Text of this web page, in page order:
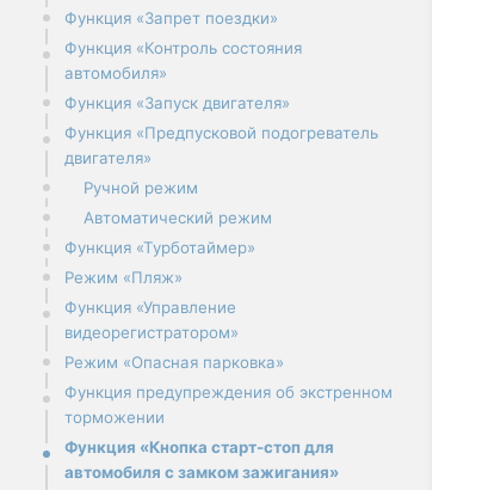
Функция «Запрет поездки»
Функция «Контроль состояния
автомобиля»
Функция «Запуск двигателя»
Функция «Предпусковой подогреватель
двигателя»
Ручной режим
Автоматический режим
Функция «Турботаймер»
Режим «Пляж»
Функция «Управление
видеорегистратором»
Режим «Опасная парковка»
Функция предупреждения об экстренном
торможении
Функция «Кнопка старт-стоп для
автомобиля с замком зажигания»